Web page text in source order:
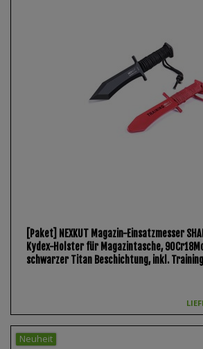
[Paket] NEXKUT Magazin-Einsatzmesser
Kydex-Holster für Magazintasche,
schwarzer Titan Beschichtung, inkl.
Neuheit